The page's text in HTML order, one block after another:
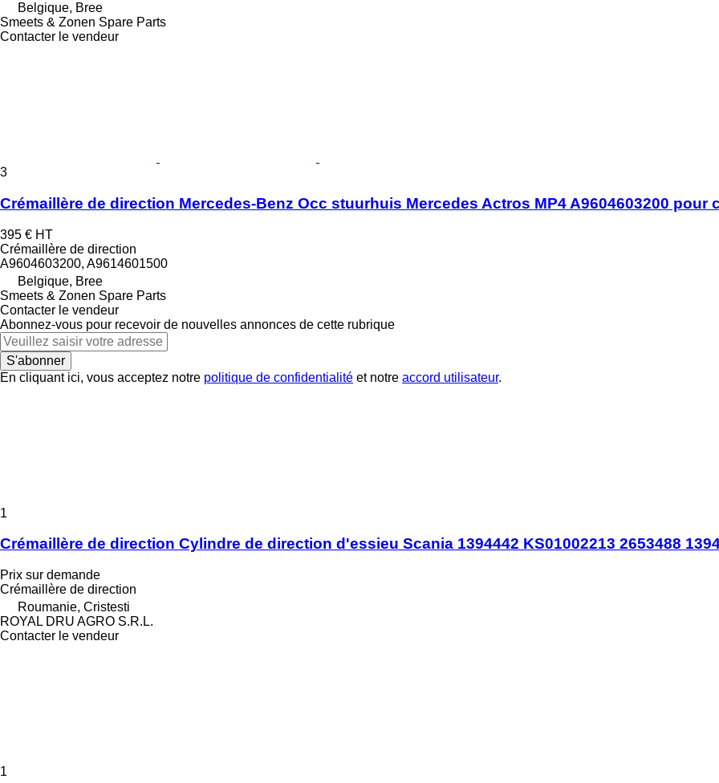
Belgique, Bree
Smeets & Zonen Spare Parts
Contacter le vendeur
3
Crémaillère de direction Mercedes-Benz Occ stuurhuis Mercedes Actros MP4 A9604603200 pour
395 € HT
Crémaillère de direction
A9604603200, A9614601500
Belgique, Bree
Smeets & Zonen Spare Parts
Contacter le vendeur
Abonnez-vous pour recevoir de nouvelles annonces de cette rubrique
S'abonner
En cliquant ici, vous acceptez notre politique de confidentialité et notre accord utilisateur.
1
Crémaillère de direction Cylindre de direction d'essieu Scania 1394442 KS01002213 2653488
Prix sur demande
Crémaillère de direction
Roumanie, Cristesti
ROYAL DRU AGRO S.R.L.
Contacter le vendeur
1